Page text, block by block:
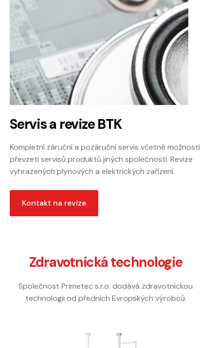
Servis a revize BTK
Kompletní záruční a pozáruční servis včetně možnosti
převzetí servisů produktů jiných společností. Revize
vyhrazených plynových a elektrických zařízení.
Kontakt na revize
Zdravotnická technologie
Společnost Primetec s.r.o. dodává zdravotnickou
technologii od předních Evropských výrobců.